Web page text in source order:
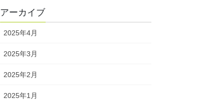
アーカイブ
2025年4月
2025年3月
2025年2月
2025年1月